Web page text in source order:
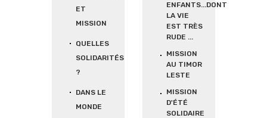
ET
MISSION
QUELLES
SOLIDARITÉS
?
DANS LE
MONDE
ENFANTS...DONT
LA VIE
EST TRÈS
RUDE ...
MISSION
AU TIMOR
LESTE
MISSION
D'ÉTÉ
SOLIDAIRE